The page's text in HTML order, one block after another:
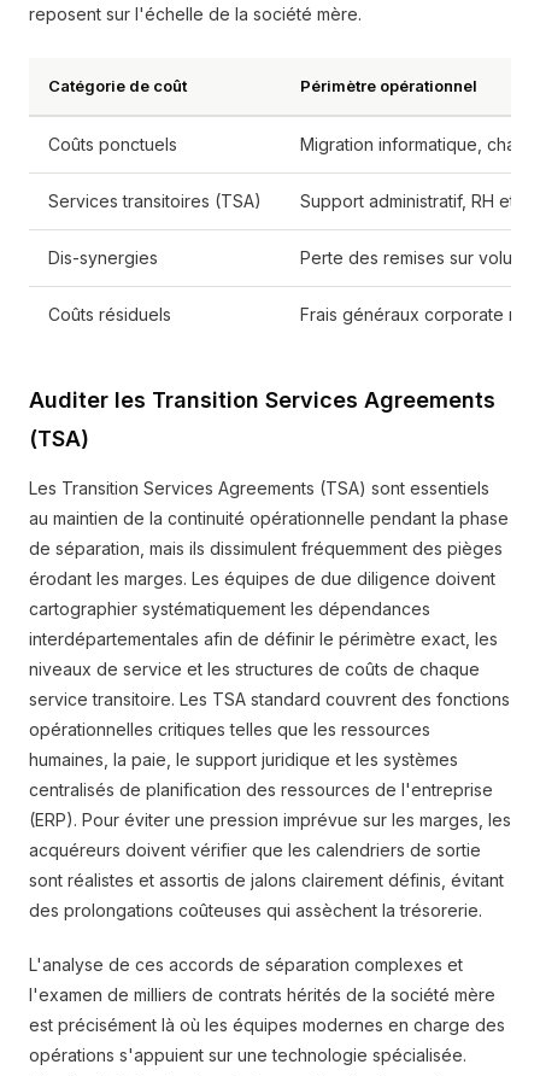
reposent sur l'échelle de la société mère.
Catégorie de coût Périmètre opérationnel
Coûts ponctuels Migration informatique,
Services transitoires (TSA) Support administratif, RH et
Dis-synergies Perte des remises sur
Coûts résiduels Frais généraux corporate
Auditer les Transition Services Agreements
(TSA)
Les Transition Services Agreements (TSA) sont essentiels
au maintien de la continuité opérationnelle pendant la phase
de séparation, mais ils dissimulent fréquemment des pièges
érodant les marges. Les équipes de due diligence doivent
cartographier systématiquement les dépendances
interdépartementales afin de définir le périmètre exact, les
niveaux de service et les structures de coûts de chaque
service transitoire. Les TSA standard couvrent des fonctions
opérationnelles critiques telles que les ressources
humaines, la paie, le support juridique et les systèmes
centralisés de planification des ressources de l'entreprise
(ERP). Pour éviter une pression imprévue sur les marges, les
acquéreurs doivent vérifier que les calendriers de sortie
sont réalistes et assortis de jalons clairement définis, évitant
des prolongations coûteuses qui assèchent la trésorerie.
L'analyse de ces accords de séparation complexes et
l'examen de milliers de contrats hérités de la société mère
est précisément là où les équipes modernes en charge des
opérations s'appuient sur une technologie spécialisée.